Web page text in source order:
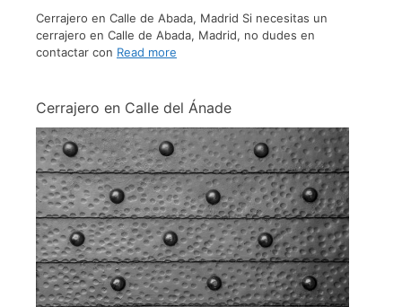
Cerrajero en Calle de Abada, Madrid Si necesitas un
cerrajero en Calle de Abada, Madrid, no dudes en
contactar con Read more
Cerrajero en Calle del Ánade